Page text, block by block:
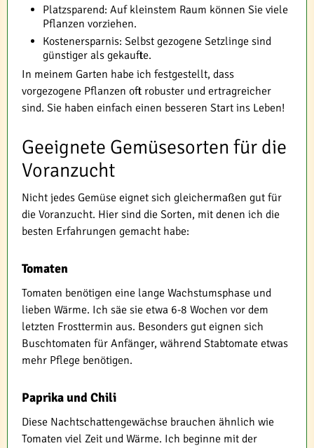
Platzsparend: Auf kleinstem Raum können Sie viele
Pflanzen vorziehen.
Kostenersparnis: Selbst gezogene Setzlinge sind
günstiger als gekaufte.
In meinem Garten habe ich festgestellt, dass
vorgezogene Pflanzen oft robuster und ertragreicher
sind. Sie haben einfach einen besseren Start ins Leben!
Geeignete Gemüsesorten für die
Voranzucht
Nicht jedes Gemüse eignet sich gleichermaßen gut für
die Voranzucht. Hier sind die Sorten, mit denen ich die
besten Erfahrungen gemacht habe:
Tomaten
Tomaten benötigen eine lange Wachstumsphase und
lieben Wärme. Ich säe sie etwa 6-8 Wochen vor dem
letzten Frosttermin aus. Besonders gut eignen sich
Buschtomaten für Anfänger, während Stabtomate etwas
mehr Pflege benötigen.
Paprika und Chili
Diese Nachtschattengewächse brauchen ähnlich wie
Tomaten viel Zeit und Wärme. Ich beginne mit der